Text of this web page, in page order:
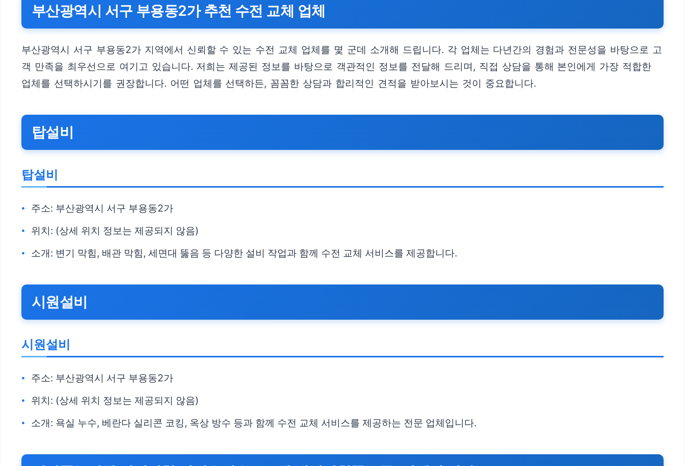
부산광역시 서구 부용동2가 추천 수전 교체 업체
부산광역시 서구 부용동2가 지역에서 신뢰할 수 있는 수전 교체 업체를 몇 군데 소개해 드립니다. 각 업체는 다년간의 경험과 전문성을 바탕으로 고
객 만족을 최우선으로 여기고 있습니다. 저희는 제공된 정보를 바탕으로 객관적인 정보를 전달해 드리며, 직접 상담을 통해 본인에게 가장 적합한
업체를 선택하시기를 권장합니다. 어떤 업체를 선택하든, 꼼꼼한 상담과 합리적인 견적을 받아보시는 것이 중요합니다.
탑설비
탑설비
주소: 부산광역시 서구 부용동2가
위치: (상세 위치 정보는 제공되지 않음)
소개: 변기 막힘, 배관 막힘, 세면대 뚫음 등 다양한 설비 작업과 함께 수전 교체 서비스를 제공합니다.
시원설비
시원설비
주소: 부산광역시 서구 부용동2가
위치: (상세 위치 정보는 제공되지 않음)
소개: 욕실 누수, 베란다 실리콘 코킹, 옥상 방수 등과 함께 수전 교체 서비스를 제공하는 전문 업체입니다.